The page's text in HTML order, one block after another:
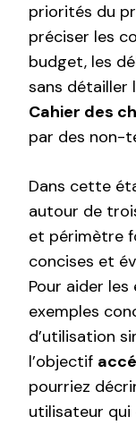
priorités du
préciser les
budget, les
sans détailler
Cahier des
par des non-
Dans cette
autour de
et périmètre
concises et
Pour aider
exemples
d’utilisation
l’objectif
pourriez
utilisateur qui